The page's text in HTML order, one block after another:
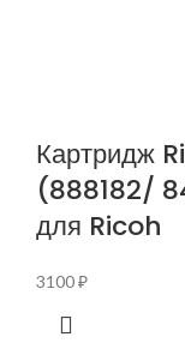
Картридж
(888182/
для Ricoh
3100₽